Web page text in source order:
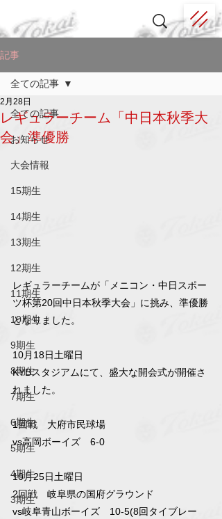
記事
全ての記事
お知らせ
大会情報
15期生
14期生
13期生
12期生
11期生
10期生
9期生
8期生
7期生
6期生
5期生
4期生
3期生
全ての記事
レギュラーチーム「中日本秋季大
会」準優勝
2月28日
レギュラーチームが「メニコン・中日スポー
ツ杯第20回中日本秋季大会」に挑み、準優勝
となりました。
10月18日土曜日
KYBスタジアムにて、盛大な開会式が開催さ
れました。
1回戦　大府市民球場
vs高岡ボーイズ　6-0
10月25日土曜日
2回戦　岐阜県の国府グラウンド
vs岐阜青山ボーイズ　10-5(8回タイブレー